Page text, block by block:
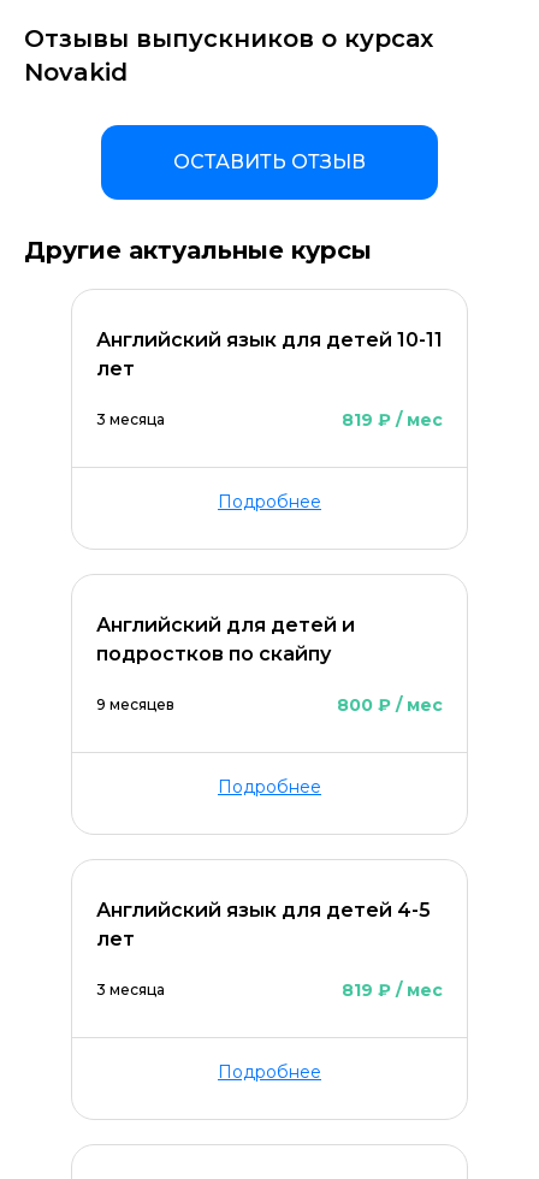
Отзывы выпускников о курсах
Novakid
ОСТАВИТЬ ОТЗЫВ
Другие актуальные курсы
Английский язык для детей 10-11
лет
3 месяца 819 ₽ / мес
Подробнее
Английский для детей и
подростков по скайпу
9 месяцев 800 ₽ / мес
Подробнее
Английский язык для детей 4-5
лет
3 месяца 819 ₽ / мес
Подробнее